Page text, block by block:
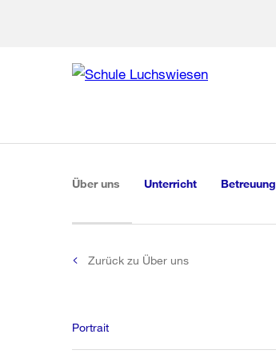
Navigation
Über uns (aktiv)Unterricht Betreuung
Zurück zu Über uns
Portrait